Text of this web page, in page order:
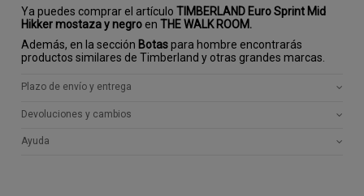
Ya puedes comprar el artículo TIMBERLAND Euro Sprint Mid
Hikker mostaza y negro enTHE WALK ROOM.
Además, en la sección Botaspara hombre encontrarás
productos similares de Timberland y otras grandes marcas.
Plazo de envío y entrega
Devoluciones y cambios
Ayuda